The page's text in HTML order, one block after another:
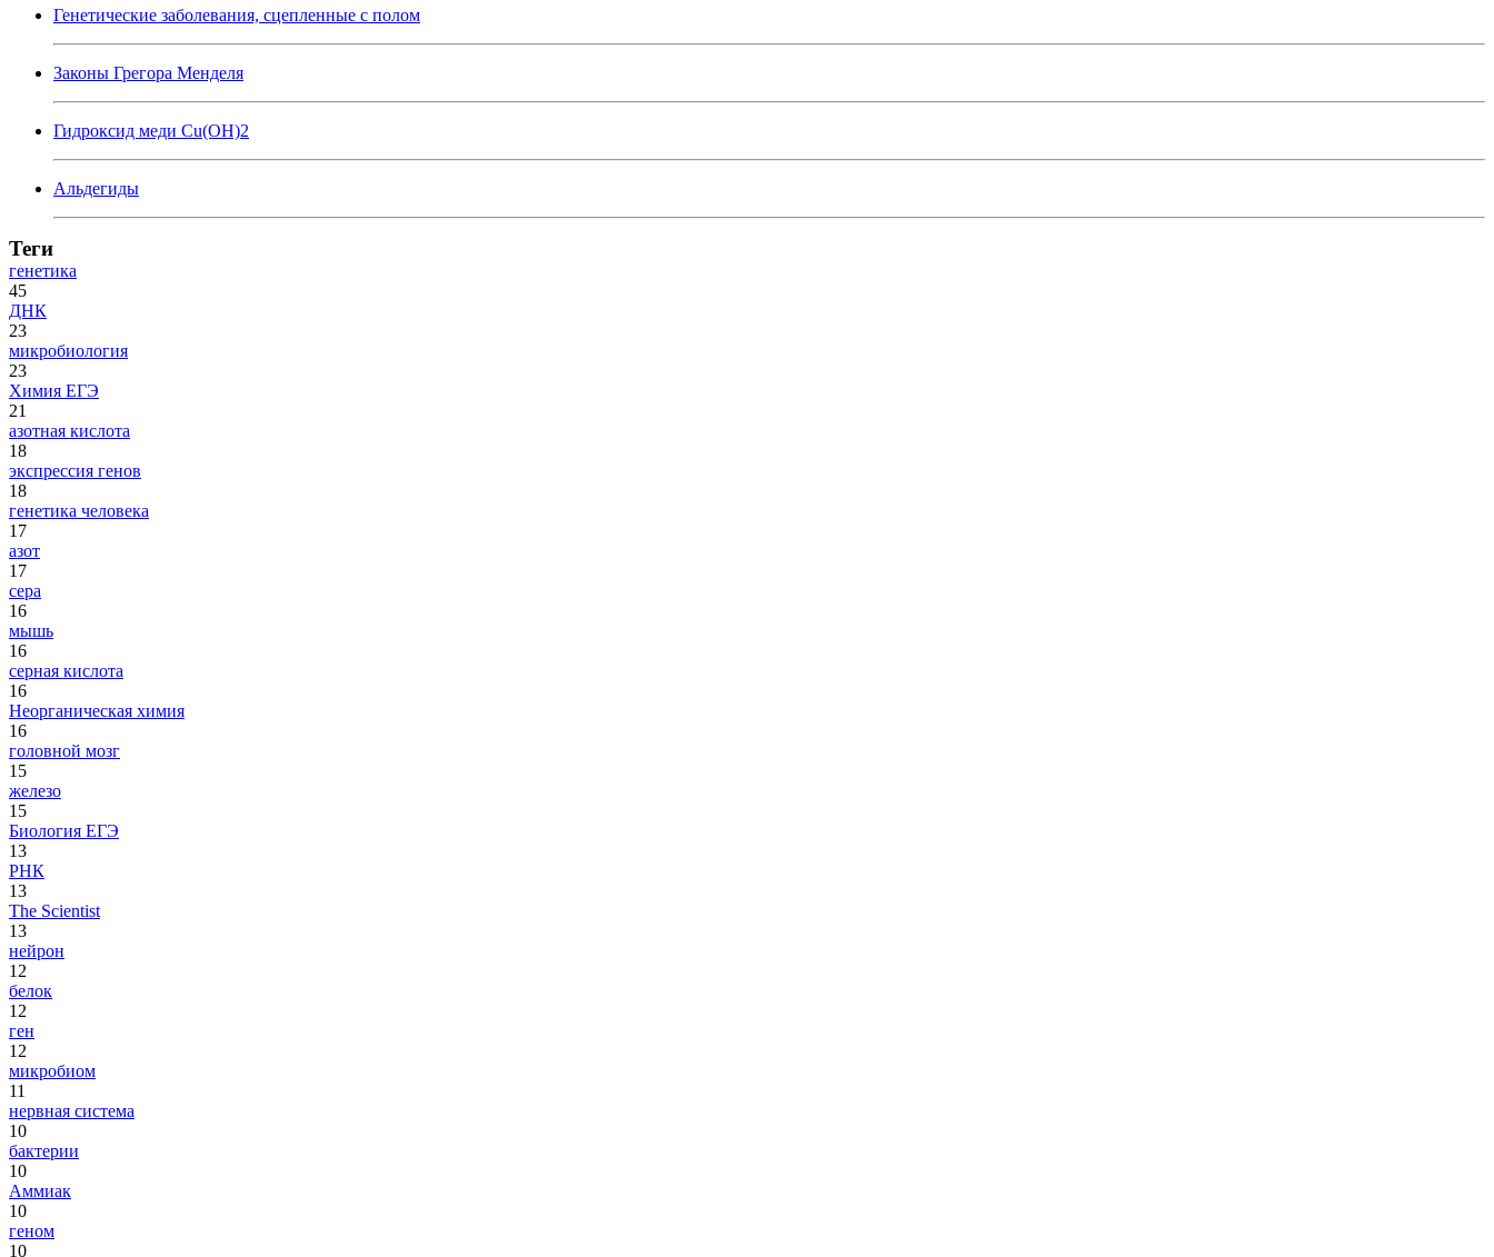
Генетические заболевания, сцепленные с полом
Законы Грегора Менделя
Гидроксид меди Cu(OH)2
Альдегиды
Теги
генетика
45
ДНК
23
микробиология
23
Химия ЕГЭ
21
азотная кислота
18
экспрессия генов
18
генетика человека
17
азот
17
сера
16
мышь
16
серная кислота
16
Неорганическая химия
16
головной мозг
15
железо
15
Биология ЕГЭ
13
РНК
13
The Scientist
13
нейрон
12
белок
12
ген
12
микробиом
11
нервная система
10
бактерии
10
Аммиак
10
геном
10